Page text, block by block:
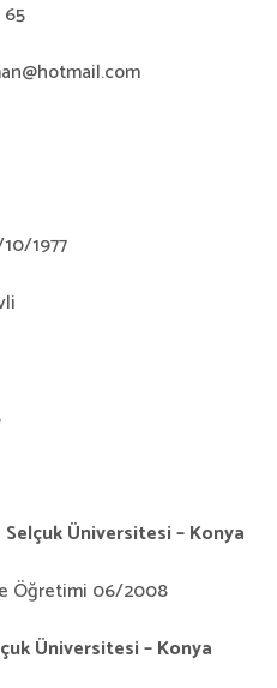
1977
Üniversitesi – Konya
Öğretimi 06/2008
Üniversitesi – Konya